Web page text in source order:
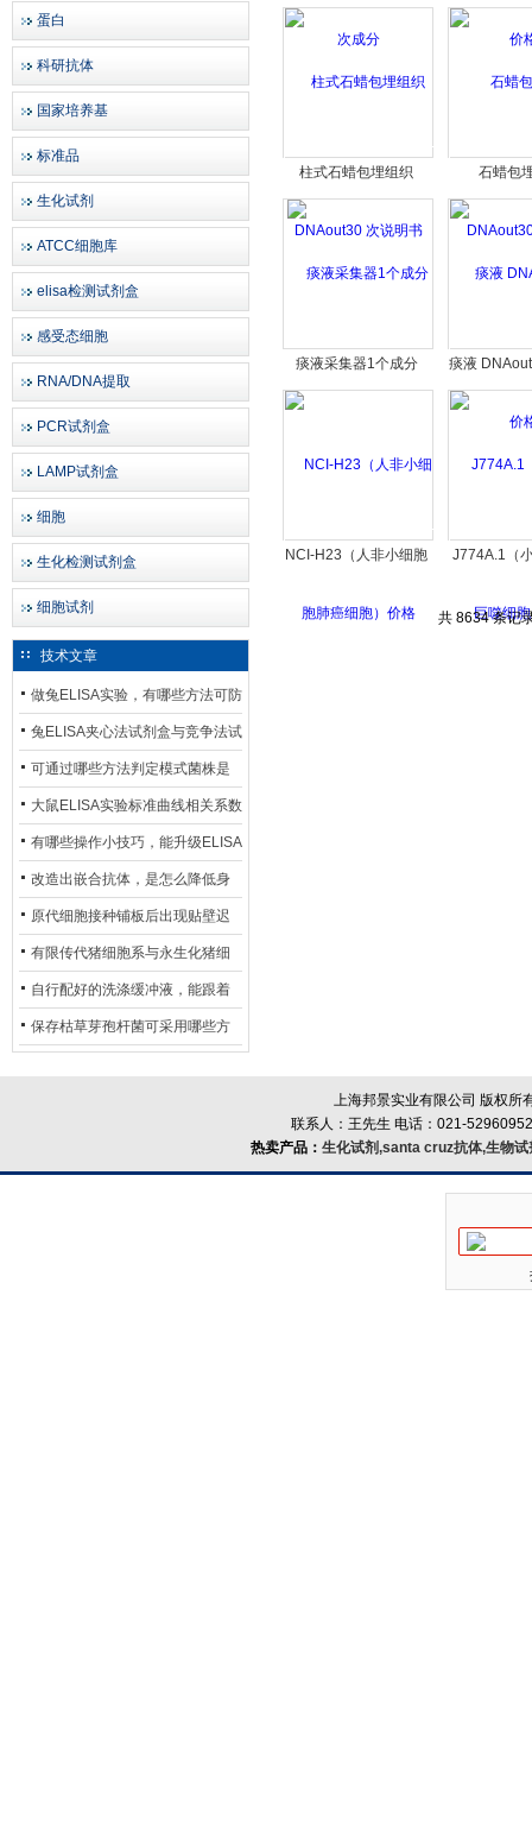
蛋白
科研抗体
国家培养基
标准品
生化试剂
ATCC细胞库
elisa检测试剂盒
感受态细胞
RNA/DNA提取
PCR试剂盒
LAMP试剂盒
细胞
生化检测试剂盒
细胞试剂
技术文章
做兔ELISA实验，有哪些方法可防
止平台效应发生？
兔ELISA夹心法试剂盒与竞争法试
剂盒，适用检测场景存在哪些差
异？
可通过哪些方法判定模式菌株是
否存在杂菌污染？
大鼠ELISA实验标准曲线相关系数
偏低，可从哪些维度开展问题排
查？
有哪些操作小技巧，能升级ELISA
的LOD与LOQ性能？
改造出嵌合抗体，是怎么降低身
体生成抗鼠抗体（HAMA）的？
原代细胞接种铺板后出现贴壁迟
缓、悬浮细胞数量偏多的现象的
主要诱因
有限传代猪细胞系与永生化猪细
胞系，二者在增殖存活周期上有
什么区别？
自行配好的洗涤缓冲液，能跟着
试剂盒原装干粉放一处储存吗？
保存枯草芽孢杆菌可采用哪些方
成分
柱式石蜡包埋组织
DNAout30 次说明书
石蜡包
痰液采集器1个成分 痰液
NCI-H23（人非小细胞
J774A.1（
共 8634 条记
上海邦景实业有限公司 版权所
联系人：王先生 电话：021-
热卖产品： 生化试剂,santa cruz抗体,生物